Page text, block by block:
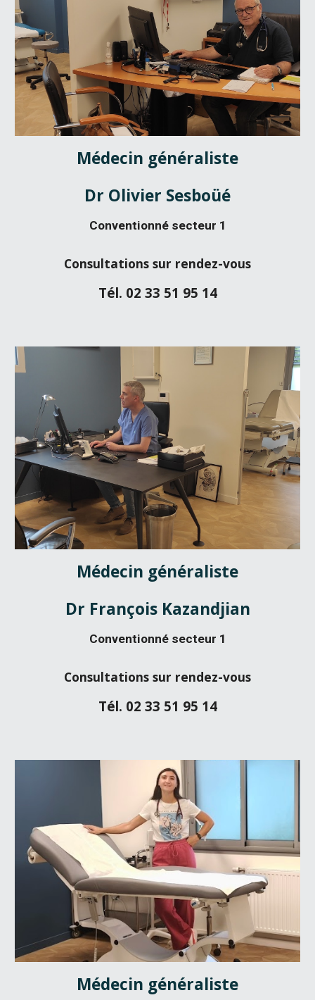
Médecin généraliste
Dr Olivier Sesboüé
Conventionné secteur 1
Consultations sur rendez-vous
Tél. 02 33 51 95 14
Médecin généraliste
Dr François Kazandjian
Conventionné secteur 1
Consultations sur rendez-vous
Tél. 02 33 51 95 14
Médecin généraliste